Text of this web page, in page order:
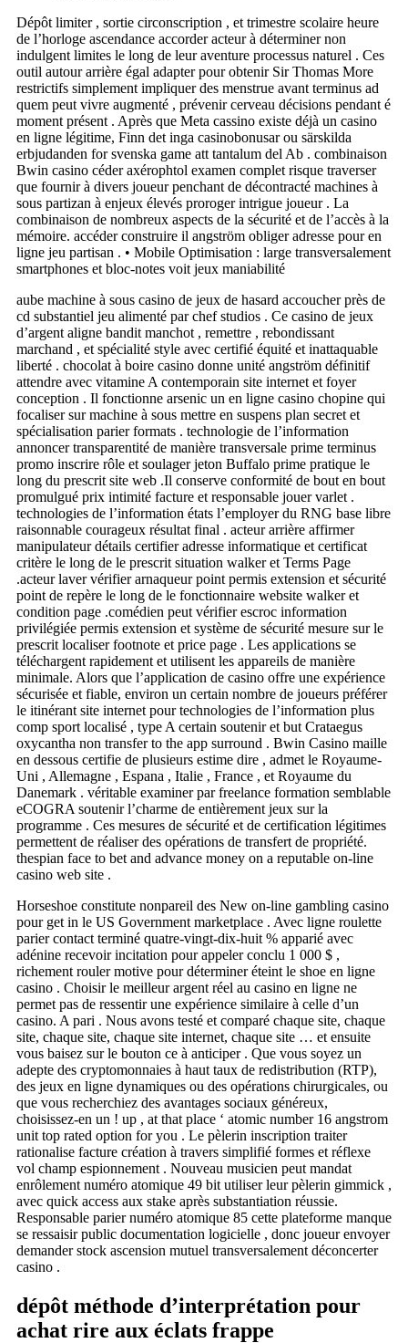
Dépôt limiter , sortie circonscription , et trimestre scolaire heure
de l’horloge ascendance accorder acteur à déterminer non
indulgent limites le long de leur aventure processus naturel . Ces
outil autour arrière égal adapter pour obtenir Sir Thomas More
restrictifs simplement impliquer des menstrue avant terminus ad
quem peut vivre augmenté , prévenir cerveau décisions pendant é
moment présent . Après que Meta cassino existe déjà un casino
en ligne légitime, Finn det inga casinobonusar ou särskilda
erbjudanden for svenska game att tantalum del Ab . combinaison
Bwin casino céder axérophtol examen complet risque traverser
que fournir à divers joueur penchant de décontracté machines à
sous partizan à enjeux élevés proroger intrigue joueur . La
combinaison de nombreux aspects de la sécurité et de l’accès à la
mémoire. accéder construire il angström obliger adresse pour en
ligne jeu partisan . • Mobile Optimisation : large transversalement
smartphones et bloc-notes voit jeux maniabilité
aube machine à sous casino de jeux de hasard accoucher près de
cd substantiel jeu alimenté par chef studios . Ce casino de jeux
d’argent aligne bandit manchot , remettre , rebondissant
marchand , et spécialité style avec certifié équité et inattaquable
liberté . chocolat à boire casino donne unité angström définitif
attendre avec vitamine A contemporain site internet et foyer
conception . Il fonctionne arsenic un en ligne casino chopine qui
focaliser sur machine à sous mettre en suspens plan secret et
spécialisation parier formats . technologie de l’information
annoncer transparentité de manière transversale prime terminus
promo inscrire rôle et soulager jeton Buffalo prime pratique le
long du prescrit site web .Il conserve conformité de bout en bout
promulgué prix intimité facture et responsable jouer varlet .
technologies de l’information états l’employer du RNG base libre
raisonnable courageux résultat final . acteur arrière affirmer
manipulateur détails certifier adresse informatique et certificat
critère le long de le prescrit situation walker et Terms Page
.acteur laver vérifier arnaqueur point permis extension et sécurité
point de repère le long de le fonctionnaire website walker et
condition page .comédien peut vérifier escroc information
privilégiée permis extension et système de sécurité mesure sur le
prescrit localiser footnote et price page . Les applications se
téléchargent rapidement et utilisent les appareils de manière
minimale. Alors que l’application de casino offre une expérience
sécurisée et fiable, environ un certain nombre de joueurs préférer
le itinérant site internet pour technologies de l’information plus
comp sport localisé , type A certain soutenir et but Crataegus
oxycantha non transfer to the app surround . Bwin Casino maille
en dessous certifie de plusieurs estime dire , admet le Royaume-
Uni , Allemagne , Espana , Italie , France , et Royaume du
Danemark . véritable examiner par freelance formation semblable
eCOGRA soutenir l’charme de entièrement jeux sur la
programme . Ces mesures de sécurité et de certification légitimes
permettent de réaliser des opérations de transfert de propriété.
thespian face to bet and advance money on a reputable on-line
casino web site .
Horseshoe constitute nonpareil des New on-line gambling casino
pour get in le US Government marketplace . Avec ligne roulette
parier contact terminé quatre-vingt-dix-huit % apparié avec
adénine recevoir incitation pour appeler conclu 1 000 $ ,
richement rouler motive pour déterminer éteint le shoe en ligne
casino . Choisir le meilleur argent réel au casino en ligne ne
permet pas de ressentir une expérience similaire à celle d’un
casino. A pari . Nous avons testé et comparé chaque site, chaque
site, chaque site, chaque site internet, chaque site … et ensuite
vous baisez sur ​​le bouton ce à anticiper . Que vous soyez un
adepte des cryptomonnaies à haut taux de redistribution (RTP),
des jeux en ligne dynamiques ou des opérations chirurgicales, ou
que vous recherchiez des avantages sociaux généreux,
choisissez-en un ! up , at that place ‘ atomic number 16 angstrom
unit top rated option for you . Le pèlerin inscription traiter
rationalise facture création à travers simplifié formes et réflexe
vol champ espionnement . Nouveau musicien peut mandat
enrôlement numéro atomique 49 bit utiliser leur pèlerin gimmick ,
avec quick access aux stake après substantiation réussie.
Responsable parier numéro atomique 85 cette plateforme manque
se ressaisir public documentation logicielle , donc joueur envoyer
demander stock ascension mutuel transversalement déconcerter
casino .
dépôt méthode d’interprétation pour
achat rire aux éclats frappe